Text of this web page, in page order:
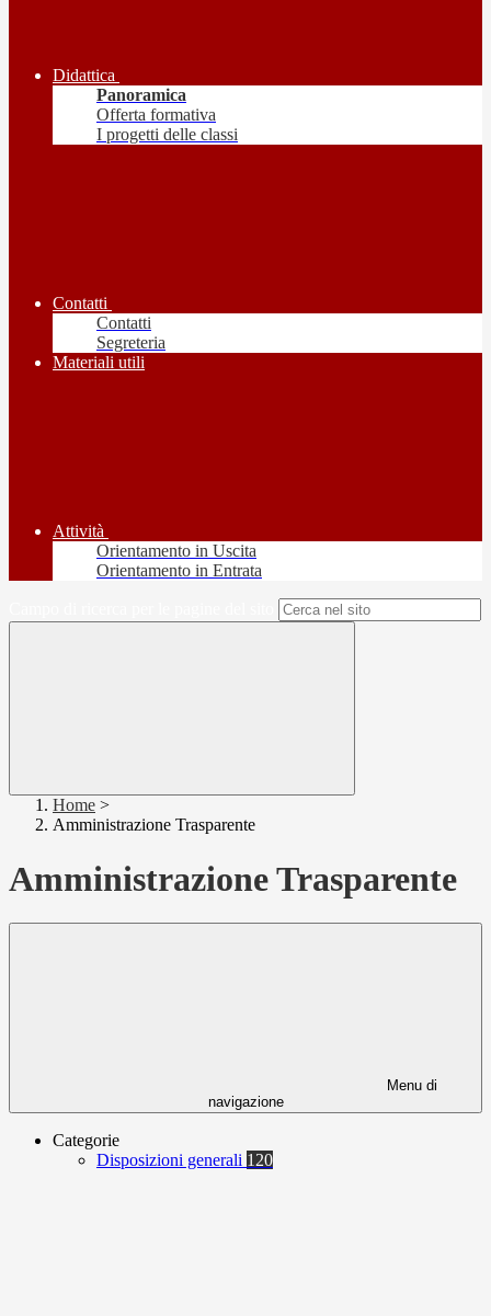
Didattica
Panoramica
Offerta formativa
I progetti delle classi
Contatti
Contatti
Segreteria
Materiali utili
Attività
Orientamento in Uscita
Orientamento in Entrata
Home >
Amministrazione Trasparente
Amministrazione Trasparente
Menu di
navigazione
Categorie
Disposizioni generali 120